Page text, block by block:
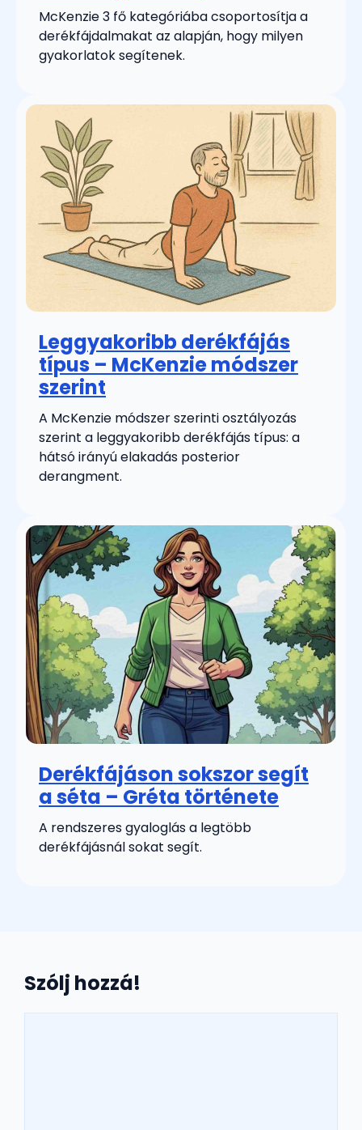
McKenzie 3 fő kategóriába csoportosítja a
derékfájdalmakat az alapján, hogy milyen
gyakorlatok segítenek.
Leggyakoribb derékfájás
típus – McKenzie módszer
szerint
A McKenzie módszer szerinti osztályozás
szerint a leggyakoribb derékfájás típus: a
hátsó irányú elakadás posterior
derangment.
Derékfájáson sokszor segít
a séta – Gréta története
A rendszeres gyaloglás a legtöbb
derékfájásnál sokat segít.
Szólj hozzá!